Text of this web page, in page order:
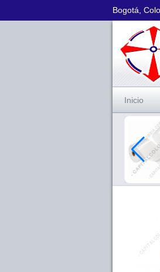
Bogotá,
Inicio